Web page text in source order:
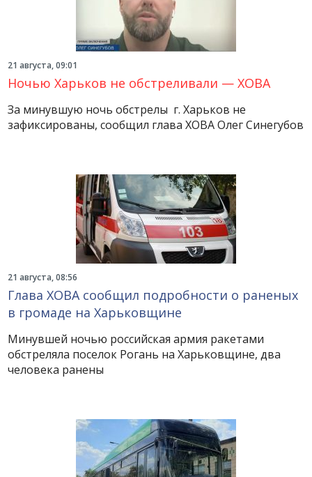
21 августа, 09:01
Ночью Харьков не обстреливали — ХОВА
За минувшую ночь обстрелы г. Харьков не
зафиксированы, сообщил глава ХОВА Олег Синегубов
21 августа, 08:56
Глава ХОВА сообщил подробности о раненых
в громаде на Харьковщине
Минувшей ночью российская армия ракетами
обстреляла поселок Рогань на Харьковщине, два
человека ранены